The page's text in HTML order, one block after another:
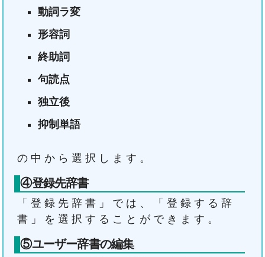
動詞ラ変
形容詞
終助詞
句読点
独立後
抑制単語
の中から選択します。
④登録先辞書
「登録先辞書」では、「登録する辞
書」を選択することができます。
⑤ユーザー辞書の編集